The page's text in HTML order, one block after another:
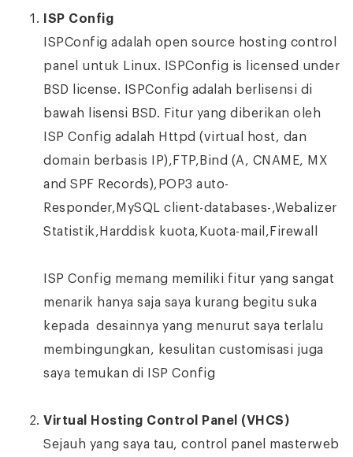
ISP Config
ISPConfig adalah open source hosting control
panel untuk Linux. ISPConfig is licensed under
BSD license. ISPConfig adalah berlisensi di
bawah lisensi BSD. Fitur yang diberikan oleh
ISP Config adalah Httpd (virtual host, dan
domain berbasis IP),FTP,Bind (A, CNAME, MX
and SPF Records),POP3 auto-
Responder,MySQL client-databases-,Webalizer
Statistik,Harddisk kuota,Kuota-mail,Firewall
ISP Config memang memiliki fitur yang sangat
menarik hanya saja saya kurang begitu suka
kepada desainnya yang menurut saya terlalu
membingungkan, kesulitan customisasi juga
saya temukan di ISP Config
Virtual Hosting Control Panel (VHCS)
Sejauh yang saya tau, control panel masterweb